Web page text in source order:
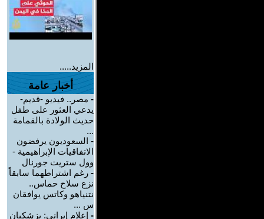
المزيد.....
أخبار عامة
- مصر.. فيديو -قديم-
يدعي العثور على طفل
حديث الولادة بالقمامة
...
- السعوديون يرفضون
الاتفاقيات الإبراهيمية -
وول ستريت جورنال
- رغم اشتراطهما سابقاً
نزع سلاح حماس..
نتنياهو وكاتس يوافقان
س ...
- إعلام إيراني: بزشكيان